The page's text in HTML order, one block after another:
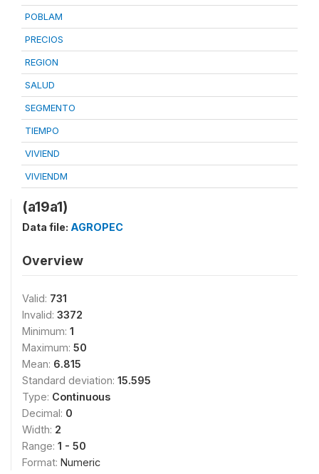
POBLAM
PRECIOS
REGION
SALUD
SEGMENTO
TIEMPO
VIVIEND
VIVIENDM
(a19a1)
Data file: AGROPEC
Overview
Valid: 731
Invalid: 3372
Minimum: 1
Maximum: 50
Mean: 6.815
Standard deviation: 15.595
Type: Continuous
Decimal: 0
Width: 2
Range: 1 - 50
Format: Numeric